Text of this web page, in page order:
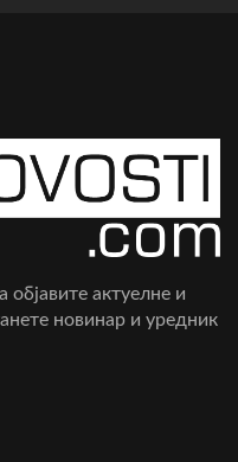
објавите актуелне и
новинар и уредник